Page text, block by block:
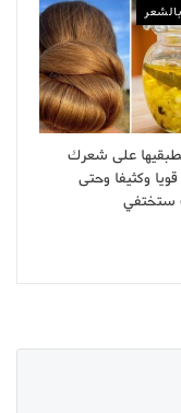
على شعرك
وكثيفا وحتى
ستختفي